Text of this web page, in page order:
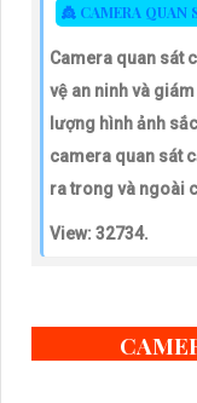
👸 CAMERA QUAN
Camera quan sát
vệ an ninh và
lượng hình ảnh
camera quan sát
ra trong và ngoài
View: 32734.